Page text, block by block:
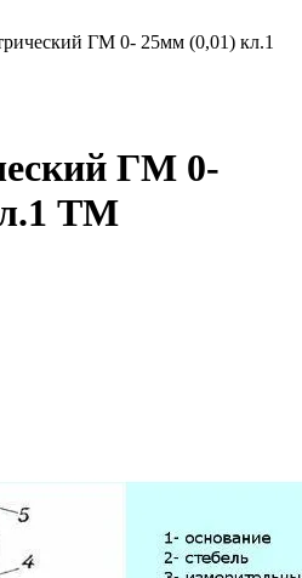
ГМ 0- 25мм (0,01) кл.1
ГМ 0-
ТМ